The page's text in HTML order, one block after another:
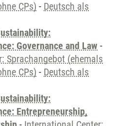
CPs) - Deutsch als
Governance and Law -
Sprachangebot (ehemals
CPs) - Deutsch als
Entrepreneurship,